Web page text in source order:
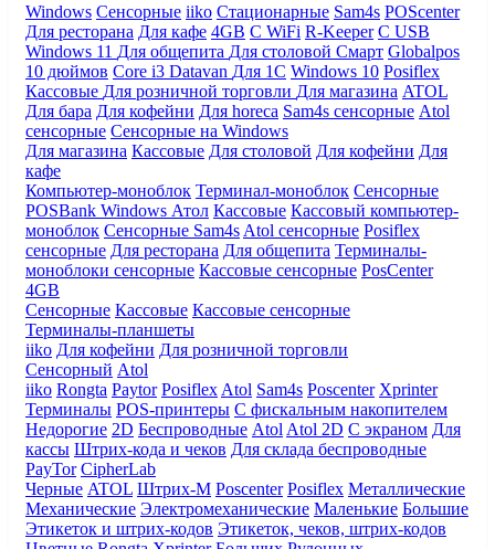
Windows Сенсорные iiko Стационарные Sam4s POScenter
Для ресторана Для кафе 4GB С WiFi R-Keeper С USB
Windows 11 Для общепита Для столовой Смарт Globalpos
10 дюймов Core i3 Datavan Для 1С Windows 10 Posiflex
Кассовые Для розничной торговли Для магазина ATOL
Для бара Для кофейни Для horeca Sam4s сенсорные Atol
сенсорные Сенсорные на Windows
Для магазина Кассовые Для столовой Для кофейни Для
кафе
Компьютер-моноблок Терминал-моноблок Сенсорные
POSBank Windows Атол Кассовые Кассовый компьютер-
моноблок Сенсорные Sam4s Atol сенсорные Posiflex
сенсорные Для ресторана Для общепита Терминалы-
моноблоки сенсорные Кассовые сенсорные PosCenter
4GB
Сенсорные Кассовые Кассовые сенсорные
Терминалы-планшеты
iiko Для кофейни Для розничной торговли
Сенсорный Atol
iiko Rongta Paytor Posiflex Atol Sam4s Poscenter Xprinter
Терминалы POS-принтеры С фискальным накопителем
Недорогие 2D Беспроводные Atol Atol 2D С экраном Для
кассы Штрих-кода и чеков Для склада беспроводные
PayTor CipherLab
Черные ATOL Штрих-М Poscenter Posiflex Металлические
Механические Электромеханические Маленькие Большие
Этикеток и штрих-кодов Этикеток, чеков, штрих-кодов